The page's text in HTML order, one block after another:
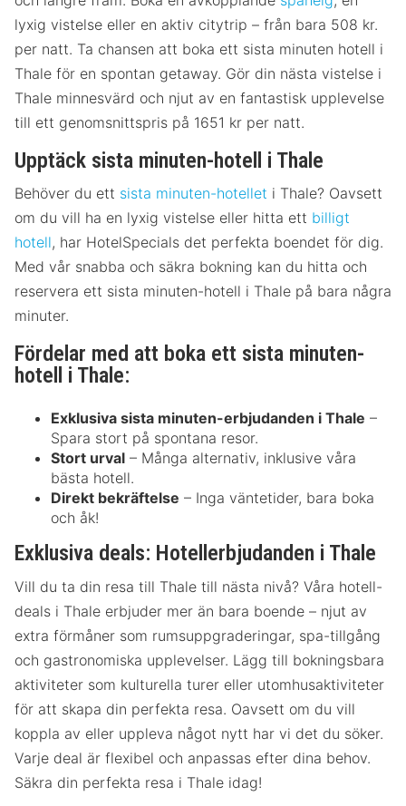
lyxig vistelse eller en aktiv citytrip – från bara 508 kr.
per natt. Ta chansen att boka ett sista minuten hotell i
Thale för en spontan getaway. Gör din nästa vistelse i
Thale minnesvärd och njut av en fantastisk upplevelse
till ett genomsnittspris på 1651 kr per natt.
Upptäck sista minuten-hotell i Thale
Behöver du ett sista minuten-hotellet i Thale? Oavsett
om du vill ha en lyxig vistelse eller hitta ett billigt
hotell, har HotelSpecials det perfekta boendet för dig.
Med vår snabba och säkra bokning kan du hitta och
reservera ett sista minuten-hotell i Thale på bara några
minuter.
Fördelar med att boka ett sista minuten-
hotell i Thale:
Exklusiva sista minuten-erbjudanden i Thale –
Spara stort på spontana resor.
Stort urval – Många alternativ, inklusive våra
bästa hotell.
Direkt bekräftelse – Inga väntetider, bara boka
och åk!
Exklusiva deals: Hotellerbjudanden i Thale
Vill du ta din resa till Thale till nästa nivå? Våra hotell-
deals i Thale erbjuder mer än bara boende – njut av
extra förmåner som rumsuppgraderingar, spa-tillgång
och gastronomiska upplevelser. Lägg till bokningsbara
aktiviteter som kulturella turer eller utomhusaktiviteter
för att skapa din perfekta resa. Oavsett om du vill
koppla av eller uppleva något nytt har vi det du söker.
Varje deal är flexibel och anpassas efter dina behov.
Säkra din perfekta resa i Thale idag!